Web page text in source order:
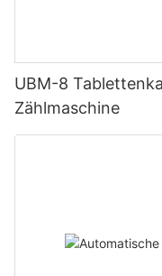
UBM-8
Zählmaschine